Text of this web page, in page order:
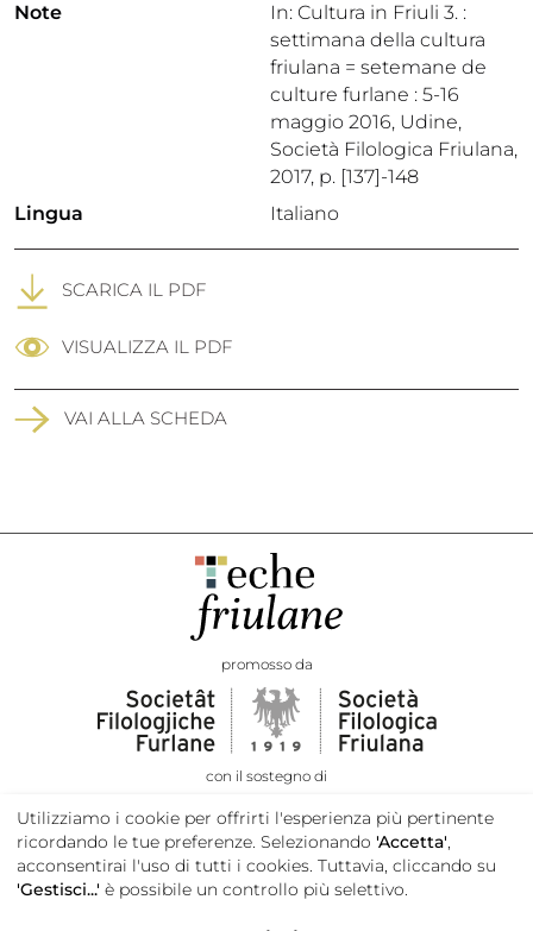
Note
In: Cultura in Friuli 3. :
settimana della cultura
friulana = setemane de
culture furlane : 5-16
maggio 2016, Udine,
Società Filologica Friulana,
2017, p. [137]-148
Lingua
Italiano
SCARICA IL PDF
VISUALIZZA IL PDF
VAI ALLA SCHEDA
promosso da
con il sostegno di
Utilizziamo i cookie per offrirti l'esperienza più pertinente
ricordando le tue preferenze. Selezionando 'Accetta',
acconsentirai l'uso di tutti i cookies. Tuttavia, cliccando su
'Gestisci...' è possibile un controllo più selettivo.